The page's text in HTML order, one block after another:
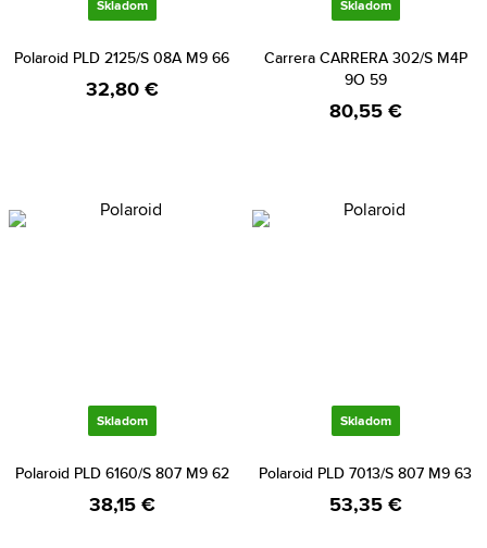
Skladom
Polaroid PLD 2125/S 08A M9 66
32,80 €
Skladom
Carrera CARRERA 302/S M4P
9O 59
80,55 €
Skladom
Polaroid PLD 6160/S 807 M9 62
38,15 €
Skladom
Polaroid PLD 7013/S 807 M9 63
53,35 €